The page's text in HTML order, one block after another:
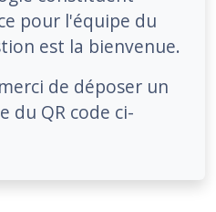
pour l'équipe du
est la bienvenue.
de déposer un
du QR code ci-